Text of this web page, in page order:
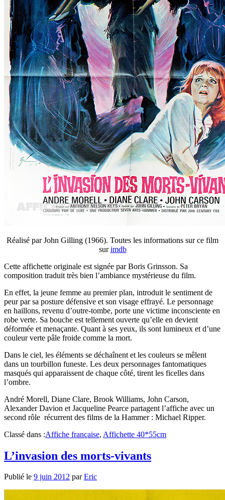
Réalisé par John Gilling (1966). Toutes les informations sur ce film
surimdb
Cette affichette originale est signée par Boris Grinsson. Sa
composition traduit très bien l’ambiance mystérieuse du film.
En effet, la jeune femme au premier plan, introduit le sentiment de
peur par sa posture défensive et son visage effrayé. Le personnage
en haillons, revenu d’outre-tombe, porte une victime inconsciente en
robe verte. Sa bouche est tellement ouverte qu’elle en devient
déformée et menaçante. Quant à ses yeux, ils sont lumineux et d’une
couleur verte pâle froide comme la mort.
Dans le ciel, les éléments se déchaînent et les couleurs se mêlent
dans un tourbillon funeste. Les deux personnages fantomatiques
masqués qui apparaissent de chaque côté, tirent les ficelles dans
l’ombre.
André Morell, Diane Clare, Brook Williams, John Carson,
Alexander Davion et Jacqueline Pearce partagent l’affiche avec un
second rôle récurrent des films de la Hammer : Michael Ripper.
Classé dans :Affiche française, Affichette 40*55cm
L’invasion des morts-vivants
Publié le 9 juin 2012 parEric